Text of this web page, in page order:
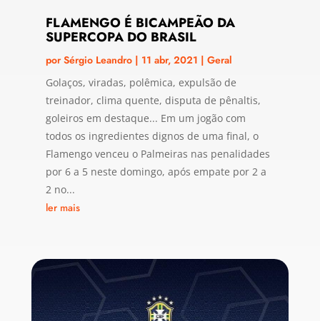
FLAMENGO É BICAMPEÃO DA
SUPERCOPA DO BRASIL
porSérgio Leandro| 11 abr, 2021 | Geral
Golaços, viradas, polêmica, expulsão de
treinador, clima quente, disputa de pênaltis,
goleiros em destaque... Em um jogão com
todos os ingredientes dignos de uma final, o
Flamengo venceu o Palmeiras nas penalidades
por 6 a 5 neste domingo, após empate por 2 a
2 no...
ler mais